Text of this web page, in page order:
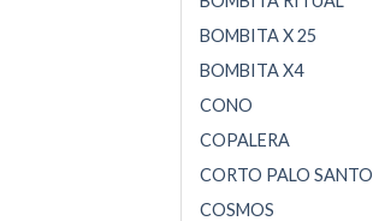
BOMBITA X 25
BOMBITA X4
CONO
COPALERA
CORTO PALO SANTO
COSMOS